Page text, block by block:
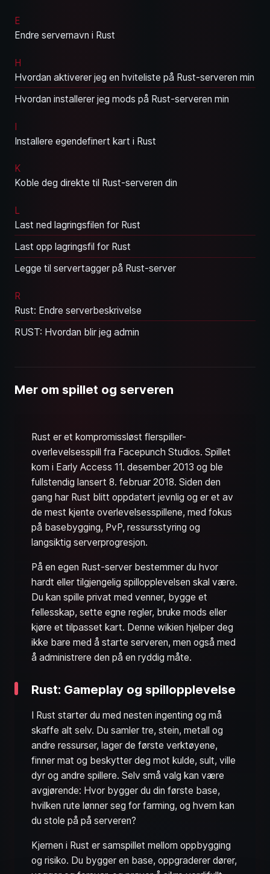
E
Endre servernavn i Rust
H
Hvordan aktiverer jeg en hviteliste på Rust-serveren min
Hvordan installerer jeg mods på Rust-serveren min
I
Installere egendefinert kart i Rust
K
Koble deg direkte til Rust-serveren din
L
Last ned lagringsfilen for Rust
Last opp lagringsfil for Rust
Legge til servertagger på Rust-server
R
Rust: Endre serverbeskrivelse
RUST: Hvordan blir jeg admin
Mer om spillet og serveren
Rust er et kompromissløst flerspiller-
overlevelsesspill fra Facepunch Studios. Spillet
kom i Early Access 11. desember 2013 og ble
fullstendig lansert 8. februar 2018. Siden den
gang har Rust blitt oppdatert jevnlig og er et av
de mest kjente overlevelsesspillene, med fokus
på basebygging, PvP, ressursstyring og
langsiktig serverprogresjon.
På en egen Rust-server bestemmer du hvor
hardt eller tilgjengelig spillopplevelsen skal være.
Du kan spille privat med venner, bygge et
fellesskap, sette egne regler, bruke mods eller
kjøre et tilpasset kart. Denne wikien hjelper deg
ikke bare med å starte serveren, men også med
å administrere den på en ryddig måte.
Rust: Gameplay og spillopplevelse
I Rust starter du med nesten ingenting og må
skaffe alt selv. Du samler tre, stein, metall og
andre ressurser, lager de første verktøyene,
finner mat og beskytter deg mot kulde, sult, ville
dyr og andre spillere. Selv små valg kan være
avgjørende: Hvor bygger du din første base,
hvilken rute lønner seg for farming, og hvem kan
du stole på på serveren?
Kjernen i Rust er samspillet mellom oppbygging
og risiko. Du bygger en base, oppgraderer dører,